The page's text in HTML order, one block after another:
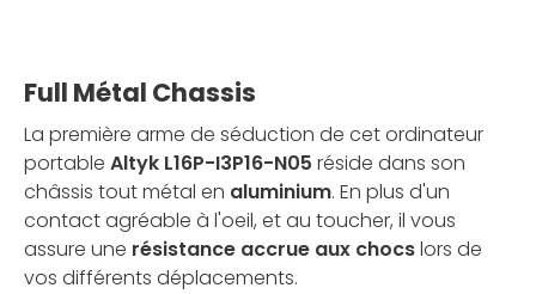
Full Métal Chassis
La première arme de séduction de cet ordinateur
portable Altyk L16P-I3P16-N05 réside dans son
châssis tout métal en aluminium. En plus d'un
contact agréable à l'oeil, et au toucher, il vous
assure une résistance accrue aux chocslors de
vos différents déplacements.